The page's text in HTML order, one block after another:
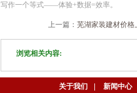
写作一个等式——体验+数据=效率。
上一篇：芜湖家装建材价
浏览相关内容:
关于我们 新闻中心